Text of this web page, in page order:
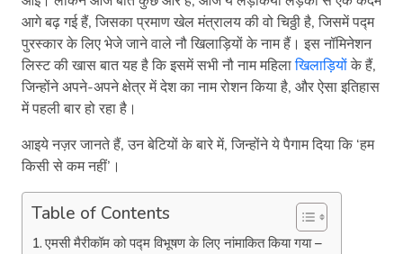
आगे बढ़ गई हैं, जिसका प्रमाण खेल मंत्रालय की वो चिठ्ठी है, जिसमें पद्म
पुरस्कार के लिए भेजे जाने वाले नौ खिलाड़ियों के नाम हैं। इस नॉमिनेशन
लिस्ट की खास बात यह है कि इसमें सभी नौ नाम महिलाखिलाड़ियोंके हैं,
जिन्होंने अपने-अपने क्षेत्र में देश का नाम रोशन किया है, और ऐसा इतिहास
में पहली बार हो रहा है।
आइये नज़र जानते हैं, उन बेटियों के बारे में, जिन्होंने ये पैगाम दिया कि ‘हम
किसी से कम नहीं’।
Table of Contents
एमसी मैरीकॉम को पद्म विभूषण के लिए नांमाकित किया गया –